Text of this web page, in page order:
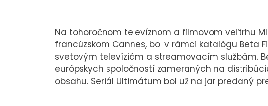
Na tohoročnom televíznom a filmovom veľtrhu
francúzskom Cannes, bol v rámci katalógu Beta
svetovým televíziám a streamovacím službám.
európskych spoločností zameraných na
obsahu. Seriál Ultimátum bol už na jar predaný